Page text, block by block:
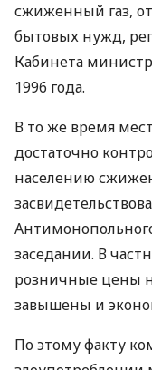
сжиженный газ,
бытовых нужд,
Кабинета
1996 года.
В то же время
достаточно
населению
заседании. В
розничные цены
завышены и
По этому факту